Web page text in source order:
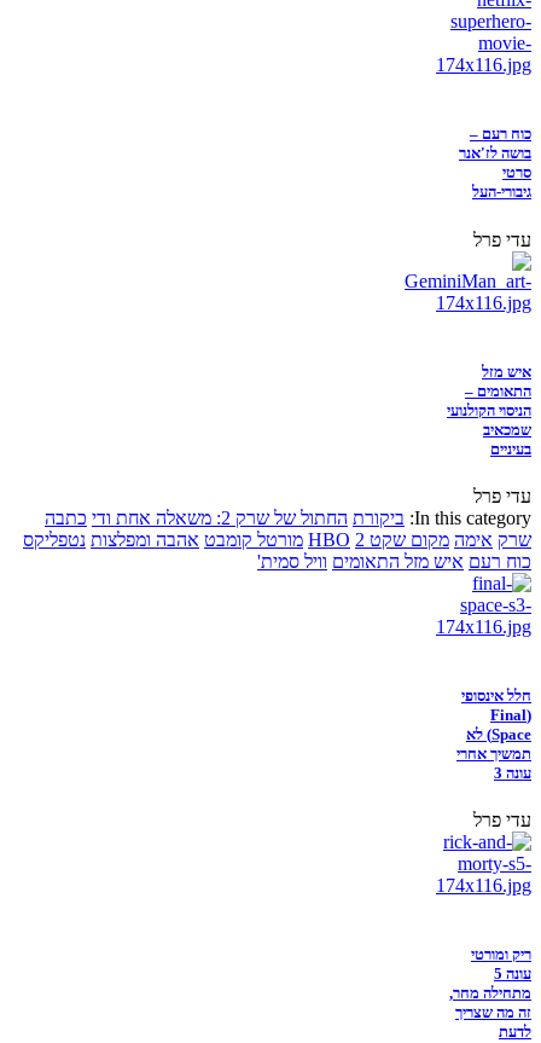
כוח רעם –
בושה לז'אנר
סרטי
גיבורי-העל
עדי פרל
איש מזל
התאומים –
הניסוי הקולנועי
שמכאיב
בעיניים
עדי פרל
In this category: ביקורת החתול של שרק 2: משאלה אחת ודי
כתבה
שרק אימה מקום שקט 2 HBO מורטל קומבט אהבה ומפלצות נטפליקס
כוח רעם איש מזל התאומים וויל סמית'
חלל אינסופי
(Final
Space) לא
תמשיך אחרי
עונה 3
עדי פרל
ריק ומורטי
עונה 5
מתחילה מחר,
זה מה שצריך
לדעת